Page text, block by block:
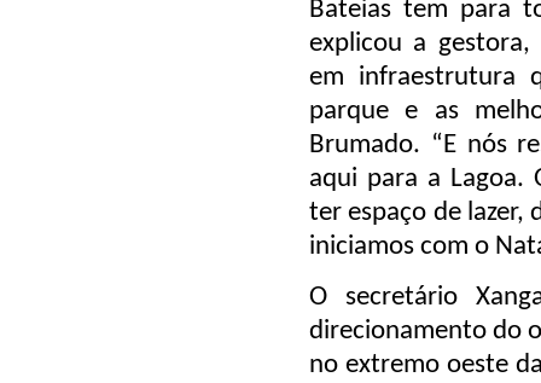
Bateias tem para
explicou a
em infraestrutura
parque e as
Brumado. “E nós
aqui para a Lagoa.
ter espaço de lazer,
iniciamos com o
O secretário
direcionamento do
no extremo oeste